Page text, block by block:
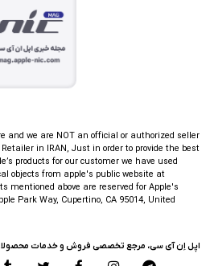
and we are NOT an official or authorized seller
in IRAN, Just in order to provide the best
products for our customer we have used
objects from apple's public website at
mentioned above are reserved for Apple's
Park Way, Cupertino, CA 95014, United
اپل اِن آی سی، مرجع تخصصی فروش و خدمات